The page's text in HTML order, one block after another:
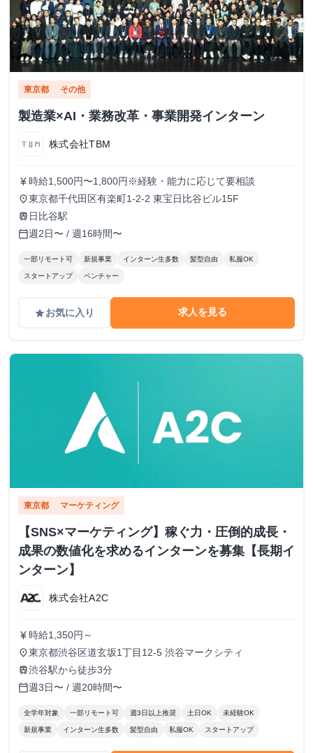
東京都 その他
製造業×AI・業務改革・事業開発インターン
株式会社TBM
currency_yen 時給1,500円〜1,800円※経験・能力に応じて要相談
place東京都千代田区有楽町1-2-2 東宝日比谷ビル15F
train 日比谷駅
calendar_today週2日〜 / 週16時間〜
一部リモート可 新規事業 インターン生多数 髪型自由 私服OK
スタートアップ ベンチャー
gradeお気に入り 求人を見る
東京都 マーケティング
【SNS×マーケティング】稼ぐ力・圧倒的成長・
成果の数値化を求めるインターンを募集【長期イ
ンターン】
株式会社A2C
currency_yen 時給1,350円～
place東京都渋谷区道玄坂1丁目12-5 渋谷マークシティ
train渋谷駅から徒歩3分
calendar_today週3日〜 / 週20時間〜
全学年対象 一部リモート可 週3日以上推奨 土日OK 未経験OK
新規事業 インターン生多数 髪型自由 私服OK スタートアップ